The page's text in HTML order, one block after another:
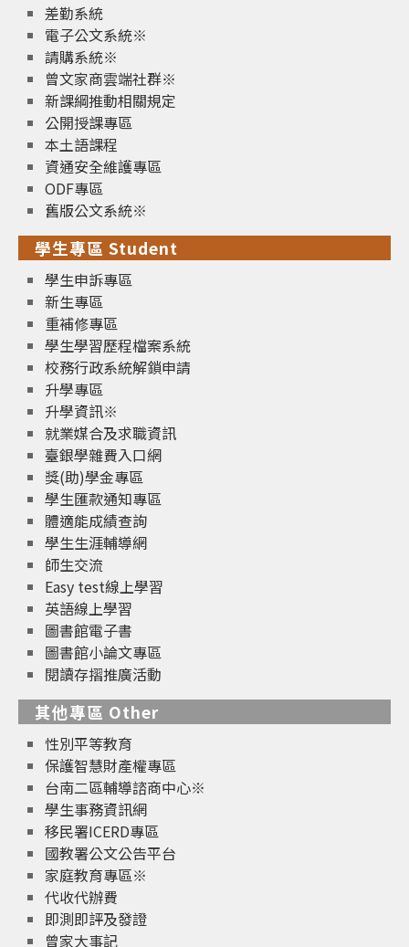
差勤系統
電子公文系統※
請購系統※
曾文家商雲端社群※
新課綱推動相關規定
公開授課專區
本土語課程
資通安全維護專區
ODF專區
舊版公文系統※
學生專區 Student
學生申訴專區
新生專區
重補修專區
學生學習歷程檔案系統
校務行政系統解鎖申請
升學專區
升學資訊※
就業媒合及求職資訊
臺銀學雜費入口網
獎(助)學金專區
學生匯款通知專區
體適能成績查詢
學生生涯輔導網
師生交流
Easy test線上學習
英語線上學習
圖書館電子書
圖書館小論文專區
閱讀存摺推廣活動
其他專區 Other
性別平等教育
保護智慧財產權專區
台南二區輔導諮商中心※
學生事務資訊網
移民署ICERD專區
國教署公文公告平台
家庭教育專區※
代收代辦費
即測即評及發證
曾家大事記